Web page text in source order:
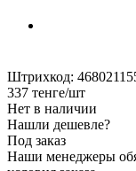
Штрихкод:
337 тенге/шт
Нет в наличии
Нашли дешевле?
Под заказ
Наши менеджеры